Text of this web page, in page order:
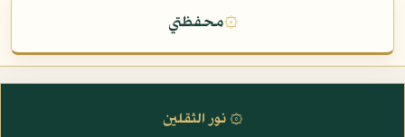
۞محفظتي
۞ نور الثقلين